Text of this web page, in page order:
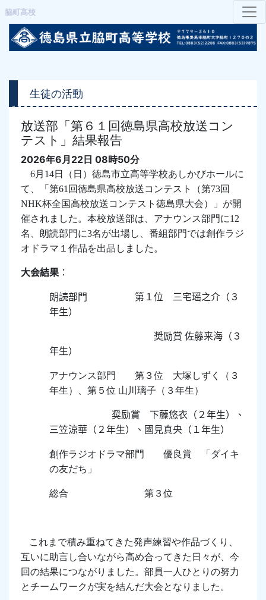
脇町高校
生徒の活動
放送部「第６１回徳島県高校放送コン
テスト」結果報告
2026年6月22日 08時50分
6月 14日（日）徳島市立高等学校あしかびホールに
て、「第61 回徳島県高校放送コンテスト（第73回
NHK杯全国高校放送コンテスト徳島県大会）」が開
催されました。本校放送部は、アナウンス部門に12
名、朗読部門に3名が出場し、番組部門では創作ラジ
オドラマ１作品を出品しました。
大会結果 ：
朗読部門 第１位 三宅瑶之介（３
年生）
奨励賞 佐藤来海（３
年生）
アナウンス部門 第３位 大塚しずく（３
年生）、第５位 山川璃子（３年生）
奨励賞 下藤悠衣（２年生）、
三笠涼華（２年生）、國見真央（１年生）
創作ラジオドラマ部門 優良賞 「ダイキ
の友だち」
総合 第３位
これまで積み重ねてきた発声練習や作品づくり、
互いに助言し合いながら高め合ってきた日々が、今
回の結果につながりました。部員一人ひとりの努力
とチームワークが実を結んだ大会となりました。